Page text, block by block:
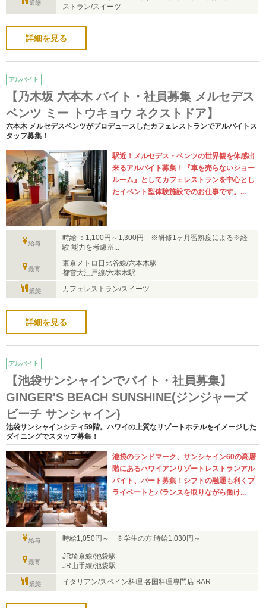
業態
ストラン/スイーツ
詳細を見る
アルバイト
【乃木坂 六本木 バイト・社員募集 メルセデス
ベンツ ミー トウキョウ ネクストドア】
六本木 メルセデスベンツがプロデュースしたカフェレストランでアルバイトス
タッフ募集！
駅近！メルセデス・ベンツの世界観を体感出
来るアルバイト募集！『車を売らないショー
ルーム』としてカフェレストランを中心とし
たイベント型体験施設でのお仕事です。...
給与
時給 ：1,100円～1,300円 ※研修1ヶ月習熟度による※経
験 能力を考慮※...
最寄
東京メトロ日比谷線/六本木駅
都営大江戸線/六本木駅
業態 カフェレストラン/スイーツ
詳細を見る
アルバイト
【池袋サンシャインでバイト・社員募集】
GINGER'S BEACH SUNSHINE(ジンジャーズ
ビーチ サンシャイン)
池袋サンシャインシティ59階。ハワイの上質なリゾートホテルをイメージした
ダイニングでスタッフ募集！
池袋のランドマーク、サンシャイン60の高層
階にあるハワイアンリゾートレストランアル
バイト、パート募集！シフトの融通も利くプ
ライベートとバランスを取りながら働け...
給与 時給1,050円～ ※学生の方:時給1,030円～
最寄
JR埼京線/池袋駅
JR山手線/池袋駅
業態 イタリアン/スペイン料理 各国料理専門店 BAR